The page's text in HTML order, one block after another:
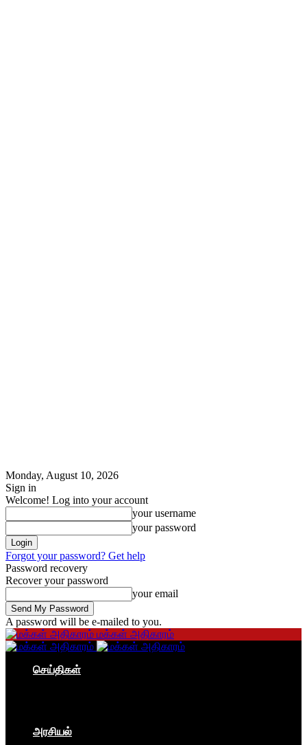
Monday, August 10, 2026
Sign in
Welcome! Log into your account
your username
your password
Forgot your password? Get help
Password recovery
Recover your password
your email
A password will be e-mailed to you.
மக்கள் அதிகாரம்
செய்திகள்
அரசியல்